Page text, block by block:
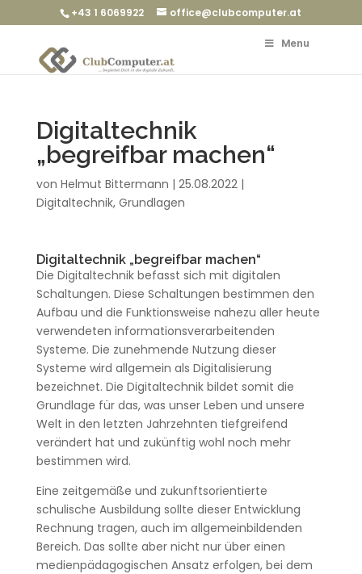
+43 1 6069922 office@clubcomputer.at
Menu
Digitaltechnik
„begreifbar machen“
von Helmut Bittermann | 25.08.2022|
Digitaltechnik, Grundlagen
Digitaltechnik „begreifbar machen“
Die Digitaltechnik befasst sich mit digitalen
Schaltungen. Diese Schaltungen bestimmen den
Aufbau und die Funktionsweise nahezu aller heute
verwendeten informationsverarbeitenden
Systeme. Die zunehmende Nutzung dieser
Systeme wird allgemein als Digitalisierung
bezeichnet. Die Digitaltechnik bildet somit die
Grundlage für das, was unser Leben und unsere
Welt in den letzten Jahrzehnten tiefgreifend
verändert hat und zukünftig wohl noch mehr
bestimmen wird.
Eine zeitgemäße und zukunftsorientierte
schulische Ausbildung sollte dieser Entwicklung
Rechnung tragen, auch im allgemeinbildenden
Bereich. Das sollte aber nicht nur über einen
medienpädagogischen Ansatz erfolgen, bei dem